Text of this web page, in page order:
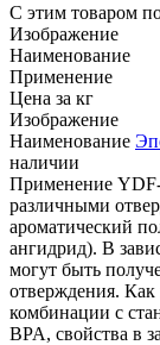
С этим товаром
Изображение
Наименование
Применение
Цена за кг
Изображение
Наименование
наличии
Применение
различными
ароматический
ангидрид). В
могут быть
отверждения.
комбинации с
BPA, свойства в